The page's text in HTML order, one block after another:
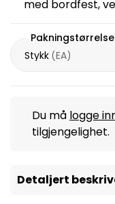
med bordfest,
Pakningstørrelse
Stykk (EA)
Du må logge
tilgjengelighet.
Detaljert